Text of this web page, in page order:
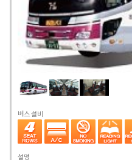
버스 설비
설명